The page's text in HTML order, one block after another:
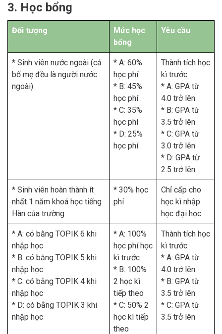
3. Học bổng
Đối tượng
Mức học
bổng
Yêu cầu
* Sinh viên nước ngoài (cả
bố mẹ đều là người nước
ngoài)
* A: 60%
học phí
* B: 45%
học phí
* C: 35%
học phí
* D: 25%
học phí
Thành tích học
kì trước:
* A: GPA từ
4.0 trở lên
* B: GPA từ
3.5 trở lên
* C: GPA từ
3.0 trở lên
* D: GPA từ
2.5 trở lên
* Sinh viên hoàn thành ít
nhất 1 năm khoá học tiếng
Hàn của trường
* 30% học
phí
Chỉ cấp cho
học kì nhập
học đại học
* A: có bằng TOPIK 6 khi
nhập học
* B: có bằng TOPIK 5 khi
nhập học
* C: có bằng TOPIK 4 khi
nhập học
* D: có bằng TOPIK 3 khi
nhập học
* A: 100%
học phí học
kì trước
* B: 100%
2 học kì
tiếp theo
* C: 50% 2
học kì tiếp
theo
Thành tích học
kì trước:
* A: GPA từ
4.0 trở lên
* B: GPA từ
3.5 trở lên
* C: GPA từ
3.5 trở lên